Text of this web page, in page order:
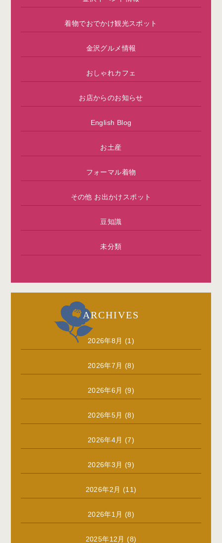
着物でおでかけ観光スポット
金沢グルメ情報
おしゃれカフェ
お店からのお知らせ
English Blog
お土産
フォーマル着物
その他 お出かけスポット
豆知識
未分類
ARCHIVES
2026年8月 (1)
2026年7月 (8)
2026年6月 (9)
2026年5月 (8)
2026年4月 (7)
2026年3月 (9)
2026年2月 (11)
2026年1月 (8)
2025年12月 (8)